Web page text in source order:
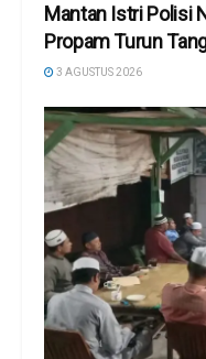
Mantan Istri Polisi
Propam Turun
3 AGUSTUS 2026